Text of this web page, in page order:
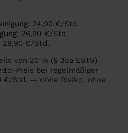
: 24,90 €/Std.
: 26,90 €/Std.
29,90 €/Std.
von 20 % (§ 35a EStG)
Preis bei regelmäßiger
€/Std. — ohne Risiko, ohne